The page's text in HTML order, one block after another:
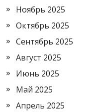
Ноябрь 2025
Октябрь 2025
Сентябрь 2025
Август 2025
Июнь 2025
Май 2025
Апрель 2025